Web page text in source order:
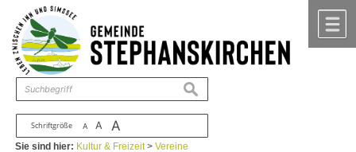
Zum Inhalt ,zur Navigation
Schriftgröße A A A
suchen
Sie sind hier: Kultur & Freizeit>Vereine